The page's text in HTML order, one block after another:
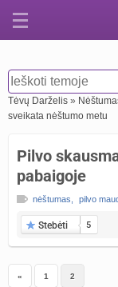
Tėvų Darželis »
sveikata nėštumo metu
Pilvo
pabaigoje
nėštumas pilvo
Stebėti 5
« 1 2